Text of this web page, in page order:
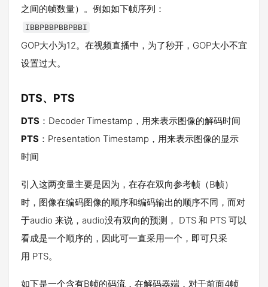
之间的帧数量）。例如如下帧序列：
IBBPBBPBBPBBI
GOP大小为12。在视频直播中，为了秒开，GOP大小不宜
设置过大。
DTS、PTS
DTS ：Decoder Timestamp，用来表示图像的解码时间
PTS ：Presentation Timestamp，用来表示图像的显示
时间
引入这两变量主要是因为，在存在双向参考帧（B帧）
时，图像在编码图像的顺序和编码输出的顺序不同，而对
于audio 来说，audio没有双向的预测， DTS 和 PTS 可以
看成是一个顺序的，因此可一直采用一个，即可只采
用 PTS。